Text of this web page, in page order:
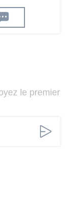
le premier